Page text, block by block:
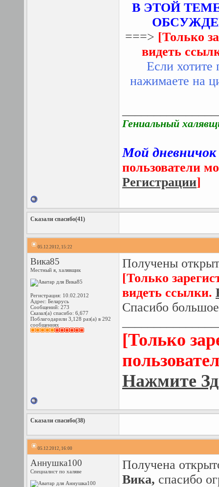
В ЭТОЙ
===> [Только
видеть
Если хотите
нажимаете на
Гениальный
Мой
пользователи
Регистрации]
Сказали спасибо(41)
05.12.2012, 15:22
Вика85
Местный я, халявщик
Регистрация: 10.02.2012
Адрес: Беларусь
Сообщений: 273
Сказал(а) спасибо: 6,677
Поблагодарили 3,128 раз(а) в 292
сообщениях
Получены
[Только
видеть ссылки.
Спасибо
[Только
Нажмите
Сказали спасибо(38)
05.12.2012, 16:00
Аннушка100
Специалист по халяве
Получена
Вика, спасибо